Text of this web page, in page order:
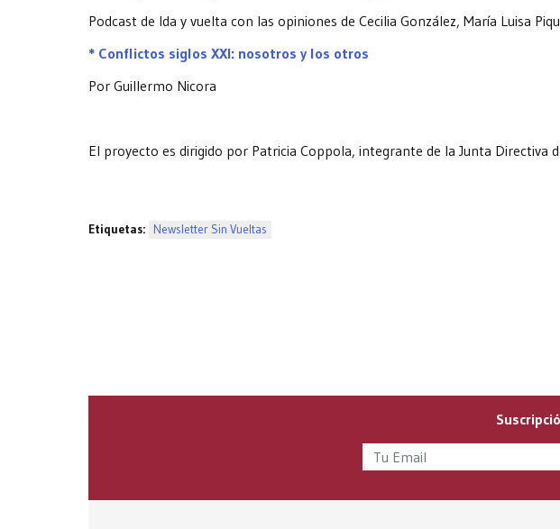
Podcast de Ida y vuelta con las opiniones de Cecilia González, María Luisa
* Conflictos siglos XXI: nosotros y los otros
Por Guillermo Nicora
El proyecto es dirigido por Patricia Coppola, integrante de la Junta Directiva
Etiquetas: Newsletter Sin Vueltas